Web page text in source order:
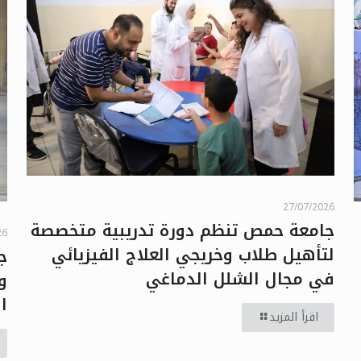
27/07/2026
جامعة حمص تنظم دورة تدريبية متخصصة
لتأهيل طلاب وخريجي العلاج الفيزيائي
في مجال الشلل الدماغي
اقرأ المزيد